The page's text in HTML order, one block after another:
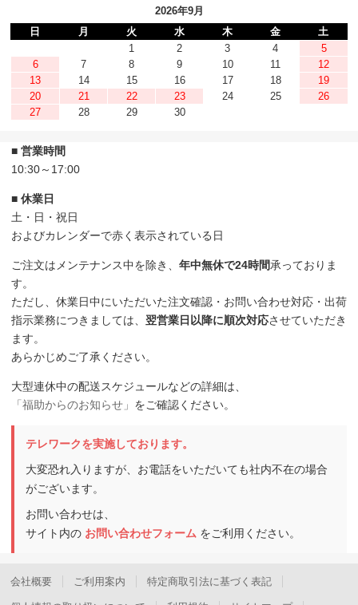
2026年9月
日
月 火 水 木 金
土
1
2 3 4
5
6
7 8 9 10 11
12
13
14 15 16 17 18
19
20
21 22 23 24 25
26
27
28 29 30
■ 営業時間
10:30～17:00
■ 休業日
土・日・祝日
およびカレンダーで赤く表示されている日
ご注文はメンテナンス中を除き、 年中無休で24時間承っておりま
す。
ただし、休業日中にいただいた注文確認・お問い合わせ対応・出荷
指示業務につきましては、 翌営業日以降に順次対応させていただき
ます。
あらかじめご了承ください。
大型連休中の配送スケジュールなどの詳細は、
「福助からのお知らせ」 をご確認ください。
テレワークを実施しております。
大変恐れ入りますが、お電話をいただいても社内不在の場合
がございます。
お問い合わせは、
サイト内の お問い合わせフォーム をご利用ください。
会社概要 ご利用案内 特定商取引法に基づく表記